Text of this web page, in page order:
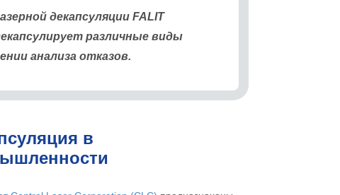
декапсуляции FALIT
различные виды
анализа отказов.
в